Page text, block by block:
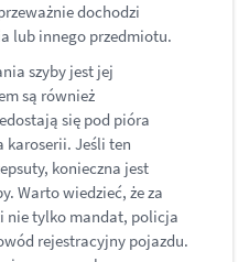
dochodzi
lub innego przedmiotu.
szyby jest jej
są również
się pod pióra
karoserii. Jeśli ten
konieczna jest
Warto wiedzieć, że za
nie tylko mandat, policja
rejestracyjny pojazdu.